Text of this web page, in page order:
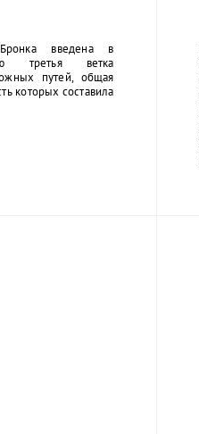
введена в
третья ветка
путей, общая
которых составила